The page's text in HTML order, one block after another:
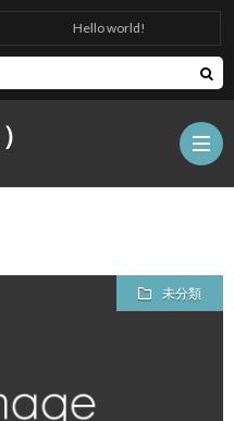
Hello world!
未分類